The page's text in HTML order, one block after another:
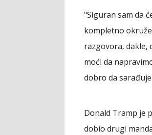
"Siguran sam da
kompletno
razgovora, dakle,
moći da
dobro da
Donald Tramp je
dobio drugi